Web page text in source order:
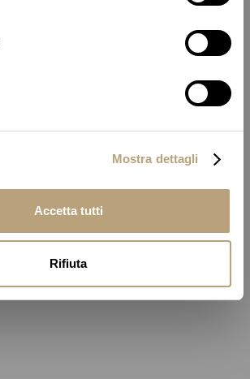
Mostra dettagli
Accetta tutti
Rifiuta